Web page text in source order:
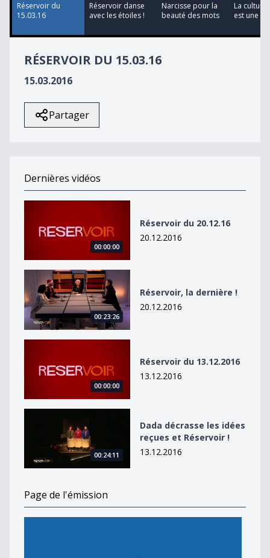
Réservoir du
15.03.16
Réservoir danse
avec les étoiles !
Narcisse pour la
beauté des mots
La culture
est une
RÉSERVOIR DU 15.03.16
15.03.2016
Partager
Dernières vidéos
00:00:00
Réservoir du 20.12.16
20.12.2016
Réservoir, la dernière !
00:23:26
Réservoir, la dernière !
20.12.2016
00:00:00
Réservoir du 13.12.2016
13.12.2016
00:24:11
Dada décrasse les idées
reçues et Réservoir !
13.12.2016
Page de l'émission